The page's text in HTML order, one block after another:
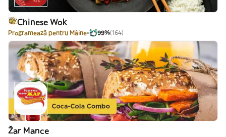
Chinese Wok
Programează pentru Mâine 99%(164)
Žar Mance